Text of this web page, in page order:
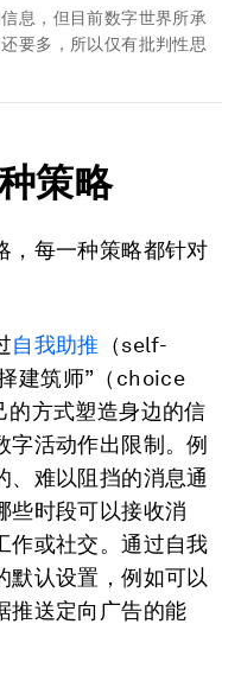
息，但目前数字世界所承
要多，所以仅有批判性思
策略
，每一种策略都针对
自我助推 （self-
建筑师”（choice
方式塑造身边的信
字活动作出限制。例
、难以阻挡的消息通
些时段可以接收消
作或社交。通过自我
默认设置，例如可以
推送定向广告的能